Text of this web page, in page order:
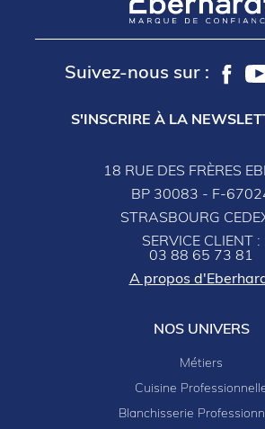
Suivez-nous sur :
S'INSCRIRE À LA
18 RUE DES FRÈRES
BP 30083 - F-
STRASBOURG
SERVICE CLIENT :
03 88 65 73 81
A propos
NOS UNIVERS
Métiers
Cuisine
Blanchisserie